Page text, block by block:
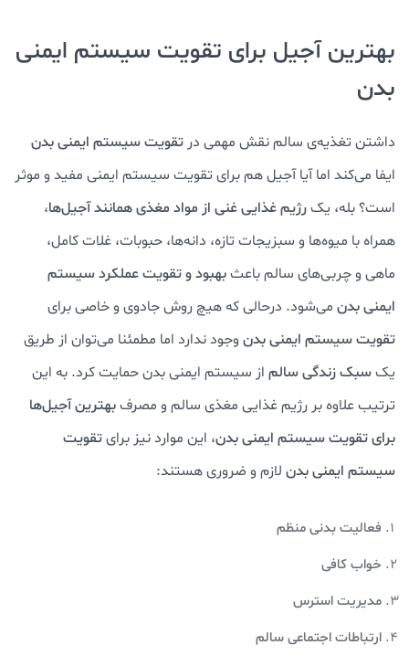
بهترین آجیل برای تقویت سیستم ایمنی
بدن
داشتن تغذیه‌ی سالم نقش مهمی در تقویت سیستم ایمنی بدن
ایفا می‌کند اما آیا آجیل هم برای تقویت سیستم ایمنی مفید و موثر
است؟ بله، یکرژیم غذایی غنی از مواد مغذی همانند آجیل‌ها،
همراه با میوه‌ها و سبزیجات تازه، دانه‌ها، حبوبات، غلات کامل،
ماهی و چربی‌های سالم باعثبهبود و تقویت عملکرد سیستم
ایمنی بدن می‌شود. درحالی که هیچ روش جادوی و خاصی برای
تقویت سیستم ایمنی بدن وجود ندارد اما مطمئنا می‌توان از طریق
یکسبک زندگی سالم از سیستم ایمنی بدن حمایت کرد. به این
ترتیب علاوه بر رژیم غذایی مغذی سالم و مصرفبهترین آجیل‌ها
برای تقویت سیستم ایمنی بدن، این موارد نیز برایتقویت
سیستم ایمنی بدن لازم و ضروری هستند:
فعالیت بدنی منظم
خواب کافی
مدیریت استرس
ارتباطات اجتماعی سالم